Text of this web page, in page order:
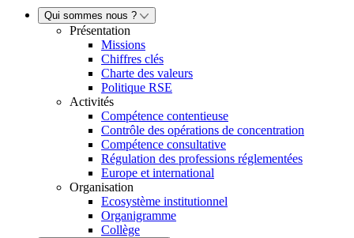
Qui sommes nous ?
Présentation
Missions
Chiffres clés
Charte des valeurs
Politique RSE
Activités
Compétence contentieuse
Contrôle des opérations de concentration
Compétence consultative
Régulation des professions réglementées
Europe et international
Organisation
Ecosystème institutionnel
Organigramme
Collège